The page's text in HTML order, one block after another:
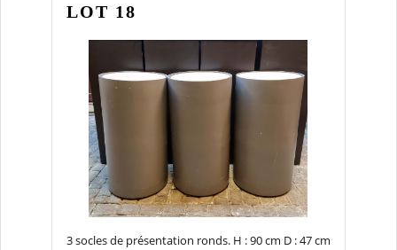
LOT 18
3 socles de présentation ronds. H : 90 cm D : 47 cm